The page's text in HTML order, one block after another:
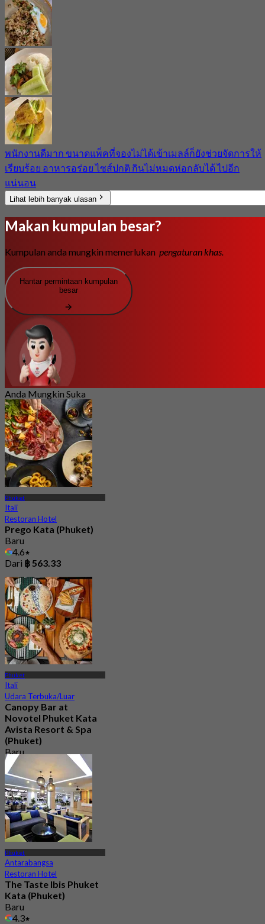
พนักงานดีมาก ขนาดแพ็คที่จองไม่ได้เข้าเมลล์ก็ยังช่วยจัดการให้
เรียบร้อย อาหารอร่อย ไซส์ปกติ กินไม่หมดห่อกลับได้ ไปอีก
แน่นอน
Lihat lebih banyak ulasan
Makan kumpulan besar?
Kumpulan anda mungkin memerlukan pengaturan khas.
Hantar permintaan kumpulan
besar
Anda Mungkin Suka
Phuket
Itali
Restoran Hotel
Prego Kata (Phuket)
Baru
4.6
Dari ฿ 563.33
Phuket
Itali
Udara Terbuka/Luar
Canopy Bar at
Novotel Phuket Kata
Avista Resort & Spa
(Phuket)
Baru
4.9
Dari
฿ 2,250
Phuket
Antarabangsa
Restoran Hotel
The Taste Ibis Phuket
Kata (Phuket)
Baru
4.3